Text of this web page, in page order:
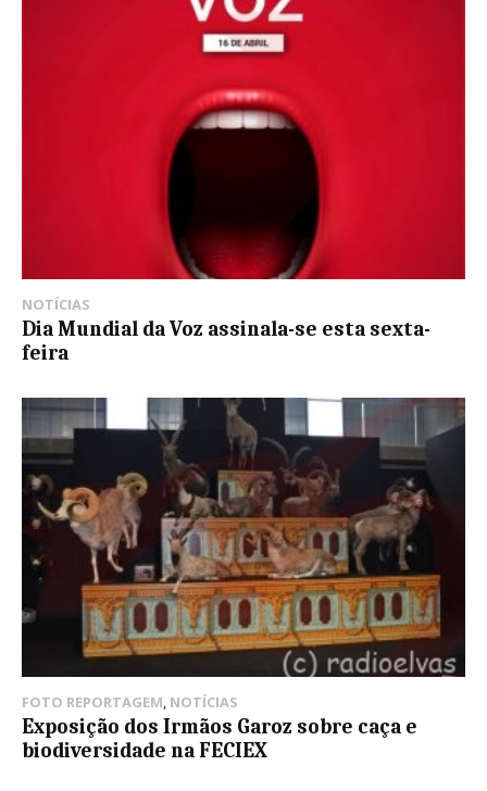
NOTÍCIAS
Dia Mundial da Voz assinala-se esta sexta-
feira
FOTO REPORTAGEM, NOTÍCIAS
Exposição dos Irmãos Garoz sobre caça e
biodiversidade na FECIEX